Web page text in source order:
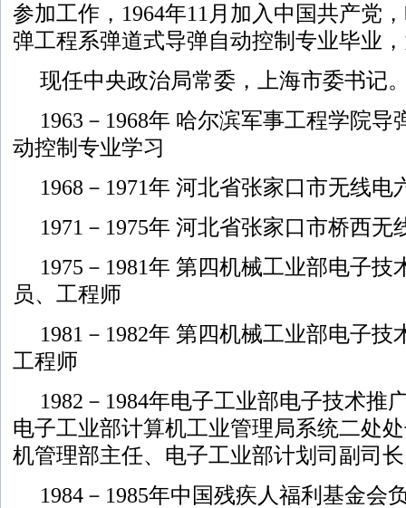
参加工作，1964年11月加入中国共产党
弹工程系弹道式导弹自动控制专业毕业
现任中央政治局常委，上海市委书记
1963－1968年 哈尔滨军事工程学院
动控制专业学习
1968－1971年 河北省张家口市无线电
1971－1975年 河北省张家口市桥西
1975－1981年 第四机械工业部电子
员、工程师
1981－1982年 第四机械工业部电子
工程师
1982－1984年电子工业部电子技术推
电子工业部计算机工业管理局系统二处
机管理部主任、电子工业部计划司副司长
1984－1985年中国残疾人福利基金会